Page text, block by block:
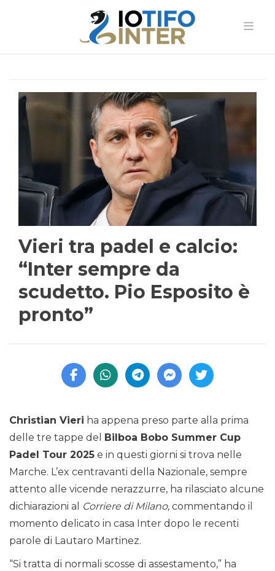
Vieri tra padel e calcio:
“Inter sempre da
scudetto. Pio Esposito è
pronto”
Christian Vieri ha appena preso parte alla prima
delle tre tappe del Bilboa Bobo Summer Cup
Padel Tour 2025 e in questi giorni si trova nelle
Marche. L’ex centravanti della Nazionale, sempre
attento alle vicende nerazzurre, ha rilasciato alcune
dichiarazioni al
Corriere di Milano, commentando il
momento delicato in casa Inter dopo le recenti
parole di Lautaro Martinez.
“Si tratta di normali scosse di assestamento,” ha